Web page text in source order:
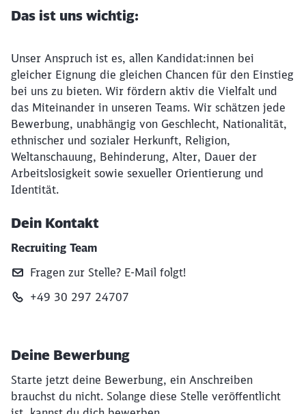
Das ist uns wichtig:
Unser Anspruch ist es, allen Kandidat:innen bei
gleicher Eignung die gleichen Chancen für den Einstieg
bei uns zu bieten. Wir fördern aktiv die Vielfalt und
das Miteinander in unseren Teams. Wir schätzen jede
Bewerbung, unabhängig von Geschlecht, Nationalität,
ethnischer und sozialer Herkunft, Religion,
Weltanschauung, Behinderung, Alter, Dauer der
Arbeitslosigkeit sowie sexueller Orientierung und
Identität.
Dein Kontakt
Recruiting Team
Fragen zur Stelle? E‑Mail folgt!
+49 30 297 24707
Deine Bewerbung
Starte jetzt deine Bewerbung, ein Anschreiben
brauchst du nicht. Solange diese Stelle veröffentlicht